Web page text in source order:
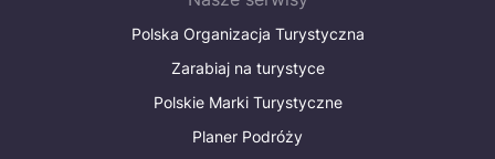
Polska Organizacja Turystyczna
Zarabiaj na turystyce
Polskie Marki Turystyczne
Planer Podróży